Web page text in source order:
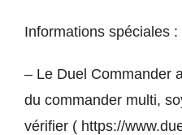
Informations spéciales :
– Le Duel Commander
du commander multi,
vérifier ( https://